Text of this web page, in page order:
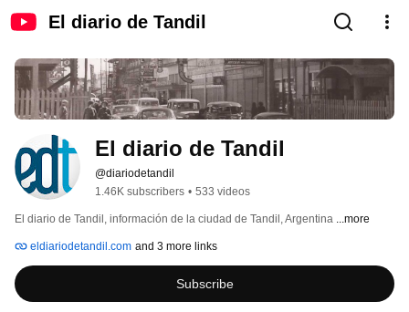
El diario de Tandil
El diario de Tandil
@diariodetandil
1.46K subscribers • 533 videos
El diario de Tandil, información de la ciudad de Tandil, Argentina ...more
eldiariodetandil.com and 3 more links
Subscribe